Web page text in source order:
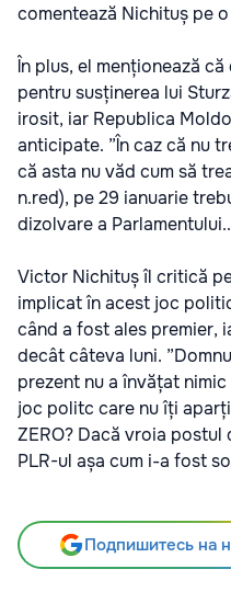
comentează Nichituș pe
În plus, el menționează
pentru susținerea lui
irosit, iar Republica
anticipate. ”În caz că nu
că asta nu văd cum să
n.red), pe 29 ianuarie
dizolvare a
Victor Nichituș îl critică
implicat în acest joc
când a fost ales premier,
decât câteva luni.
prezent nu a învățat
joc politc care nu îți
ZERO? Dacă vroia
PLR-ul așa cum i-a fost
Подпишитесь на